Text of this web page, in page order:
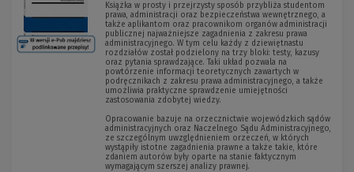
Książka w prosty i przejrzysty sposób przybliża studentom
prawa, administracji oraz bezpieczeństwa wewnętrznego, a
także aplikantom oraz pracownikom organów administracji
publicznej najważniejsze zagadnienia z zakresu prawa
administracyjnego. W tym celu każdy z dziewiętnastu
rozdziałów został podzielony na trzy bloki: testy, kazusy
oraz pytania sprawdzające. Taki układ pozwala na
powtórzenie informacji teoretycznych zawartych w
podręcznikach z zakresu prawa administracyjnego, a także
umożliwia praktyczne sprawdzenie umiejętności
zastosowania zdobytej wiedzy.
Opracowanie bazuje na orzecznictwie wojewódzkich sądów
administracyjnych oraz Naczelnego Sądu Administracyjnego,
ze szczególnym uwzględnieniem orzeczeń, w których
wystąpiły istotne zagadnienia prawne a także takie, które
zdaniem autorów były oparte na stanie faktycznym
wymagającym szerszej analizy prawnej.